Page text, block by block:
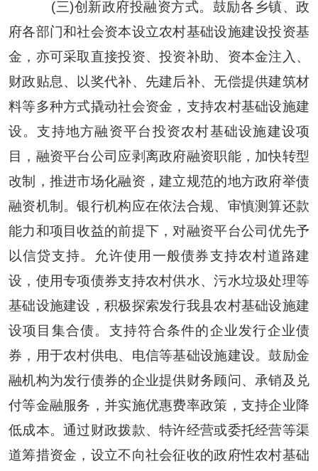
(三)创新政府投融资方式。鼓励各乡镇、政
府各部门和社会资本设立农村基础设施建设投资基
金，亦可采取直接投资、投资补助、资本金注入、
财政贴息、以奖代补、先建后补、无偿提供建筑材
料等多种方式撬动社会资金，支持农村基础设施建
设。支持地方融资平台投资农村基础设施建设项
目，融资平台公司应剥离政府融资职能，加快转型
改制，推进市场化融资，建立规范的地方政府举债
融资机制。银行机构应在依法合规、审慎测算还款
能力和项目收益的前提下，对融资平台公司优先予
以信贷支持。允许使用一般债券支持农村道路建
设，使用专项债券支持农村供水、污水垃圾处理等
基础设施建设，积极探索发行我县农村基础设施建
设项目集合债。支持符合条件的企业发行企业债
券，用于农村供电、电信等基础设施建设。鼓励金
融机构为发行债券的企业提供财务顾问、承销及兑
付等金融服务，并实施优惠费率政策，支持企业降
低成本。通过财政拨款、特许经营或委托经营等渠
道筹措资金，设立不向社会征收的政府性农村基础